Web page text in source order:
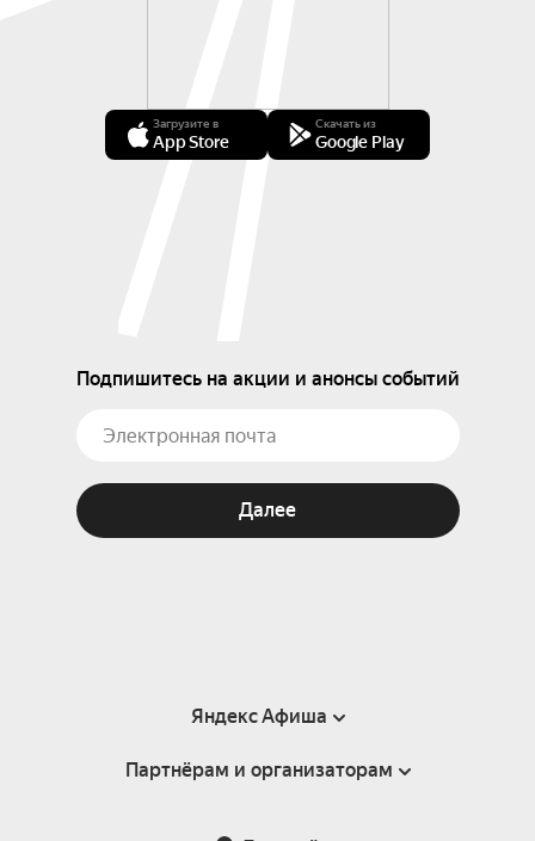
Загрузите в
App Store
Скачать из
Google Play
Подпишитесь на акции и анонсы событий
Далее
Яндекс Афиша
Справка
Партнёрам и организаторам